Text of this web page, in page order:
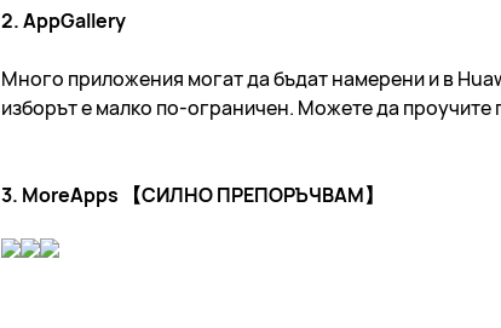
2. AppGallery
Много приложения могат да бъдат намерени и в
изборът е малко по-ограничен. Можете да проучите
3. MoreApps 【СИЛНО ПРЕПОРЪЧВАМ】